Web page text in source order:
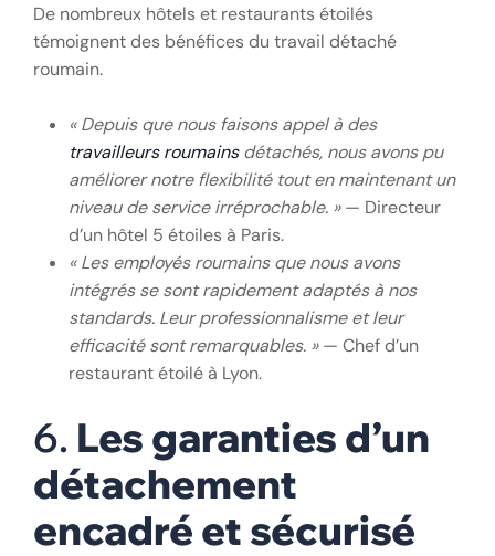
De nombreux hôtels et restaurants étoilés
témoignent des bénéfices du travail détaché
roumain.
« Depuis que nous faisons appel à des
travailleurs roumainsdétachés, nous avons pu
améliorer notre flexibilité tout en maintenant un
niveau de service irréprochable. »— Directeur
d’un hôtel 5 étoiles à Paris.
« Les employés roumains que nous avons
intégrés se sont rapidement adaptés à nos
standards. Leur professionnalisme et leur
efficacité sont remarquables. »— Chef d’un
restaurant étoilé à Lyon.
6. Les garanties d’un
détachement
encadré et sécurisé